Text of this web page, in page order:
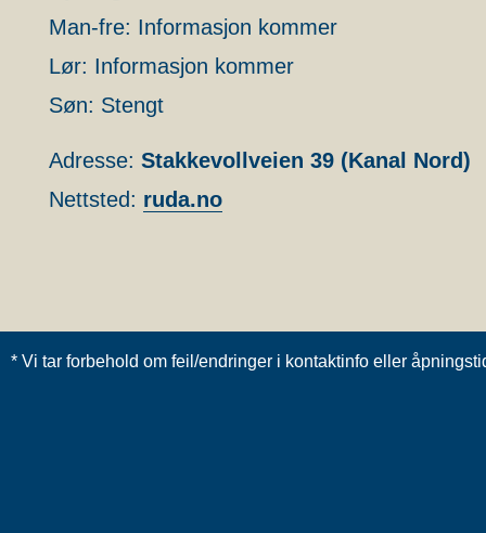
Man-fre: Informasjon kommer
Lør: Informasjon kommer
Søn: Stengt
Adresse: Stakkevollveien 39 (Kanal Nord)
Nettsted: ruda.no
* Vi tar forbehold om feil/endringer i kontaktinfo eller